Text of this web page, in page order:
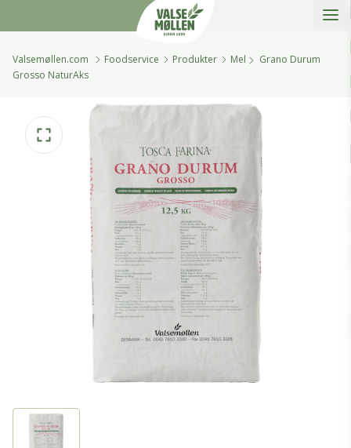
Valsemøllen.com Foodservice Produkter Mel
Grano Durum
Grosso NaturAks